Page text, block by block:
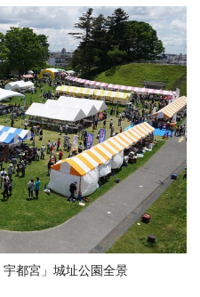
宇都宮」城址公園全景